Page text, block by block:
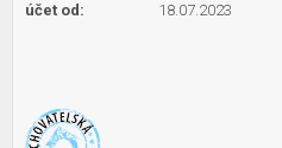
účet od:
18.07.2023